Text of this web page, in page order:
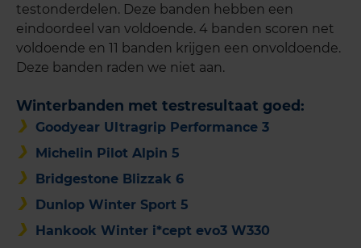
testonderdelen. Deze banden hebben een
eindoordeel van voldoende. 4 banden scoren net
voldoende en 11 banden krijgen een onvoldoende.
Deze banden raden we niet aan.
Winterbanden met testresultaat goed:
Goodyear Ultragrip Performance 3
Michelin Pilot Alpin 5
Bridgestone Blizzak 6
Dunlop Winter Sport 5
Hankook Winter i*cept evo3 W330